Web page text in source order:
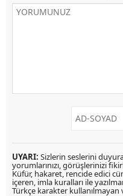
UYARI: Sizlerin seslerini
yorumlarınızı, görüşlerinizi
Küfür, hakaret, rencide edici
içeren, imla kuralları ile
Türkçe karakter